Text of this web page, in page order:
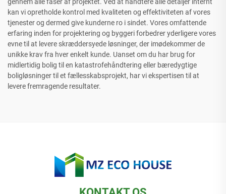
kan vi opretholde kontrol med kvaliteten og effektiviteten af ​​vores
tjenester og dermed give kunderne ro i sindet. Vores omfattende
erfaring inden for projektering og byggeri forbedrer yderligere vores
evne til at levere skræddersyede løsninger, der imødekommer de
unikke krav fra hver enkelt kunde. Uanset om du har brug for
midlertidig bolig til en katastrofehåndtering eller bæredygtige
boligløsninger til et fællesskabsprojekt, har vi ekspertisen til at
levere fremragende resultater.